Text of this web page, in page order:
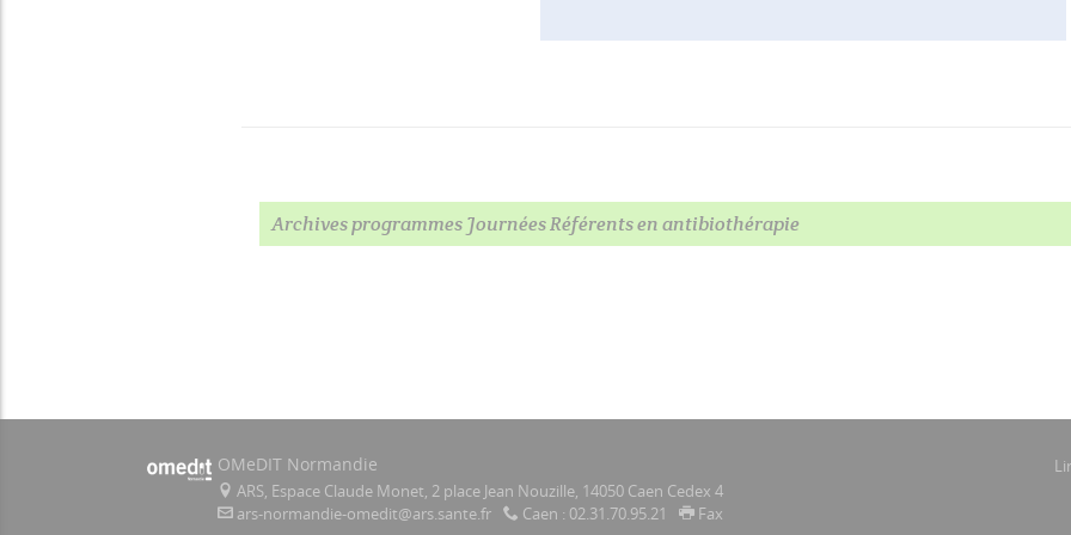
Archives programmes Journées Référents en antibiothérapie
OMeDIT Normandie
ARS, Espace Claude Monet, 2 place Jean Nouzille, 14050 Caen Cedex 4
ars-normandie-omedit@ars.sante.fr
Caen : 02.31.70.95.21 Fax